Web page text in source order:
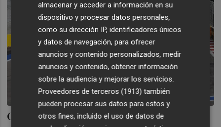
Coronavirus: La F1 'adelanta' el verano a
almacenar y acceder a información en su
dispositivo y procesar datos personales,
como su dirección IP, identificadores únicos
y datos de navegación, para ofrecer
anuncios y contenido personalizados, medir
anuncios y contenido, obtener información
sobre la audiencia y mejorar los servicios.
Proveedores de terceros (1913) también
pueden procesar sus datos para estos y
otros fines, incluido el uso de datos de